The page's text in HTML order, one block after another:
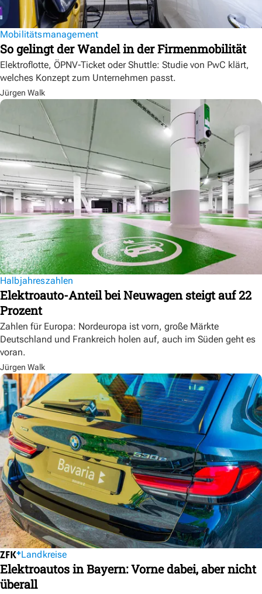
Mobilitätsmanagement
So gelingt der Wandel in der Firmenmobilität
Elektroflotte, ÖPNV-Ticket oder Shuttle: Studie von PwC klärt,
welches Konzept zum Unternehmen passt.
Jürgen Walk
Halbjahreszahlen
Elektroauto-Anteil bei Neuwagen steigt auf 22
Prozent
Zahlen für Europa: Nordeuropa ist vorn, große Märkte
Deutschland und Frankreich holen auf, auch im Süden geht es
voran.
Jürgen Walk
Landkreise
Elektroautos in Bayern: Vorne dabei, aber nicht
überall